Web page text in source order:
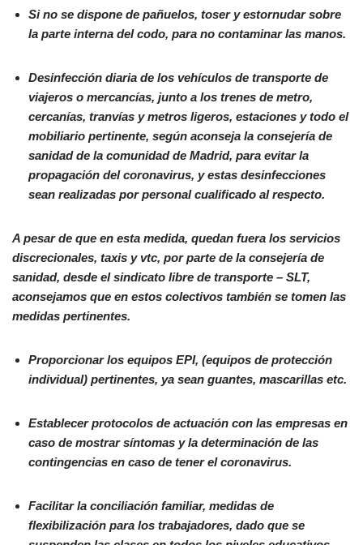
Si no se dispone de pañuelos, toser y estornudar sobre
la parte interna del codo, para no contaminar las manos.
Desinfección diaria de los vehículos de transporte de
viajeros o mercancías, junto a los trenes de metro,
cercanías, tranvías y metros ligeros, estaciones y todo el
mobiliario pertinente, según aconseja la consejería de
sanidad de la comunidad de Madrid, para evitar la
propagación del coronavirus, y estas desinfecciones
sean realizadas por personal cualificado al respecto.
A pesar de que en esta medida, quedan fuera los servicios
discrecionales, taxis y vtc, por parte de la consejería de
sanidad, desde el sindicato libre de transporte – SLT,
aconsejamos que en estos colectivos también se tomen las
medidas pertinentes.
Proporcionar los equipos EPI, (equipos de protección
individual) pertinentes, ya sean guantes, mascarillas etc.
Establecer protocolos de actuación con las empresas en
caso de mostrar síntomas y la determinación de las
contingencias en caso de tener el coronavirus.
Facilitar la conciliación familiar, medidas de
flexibilización para los trabajadores, dado que se